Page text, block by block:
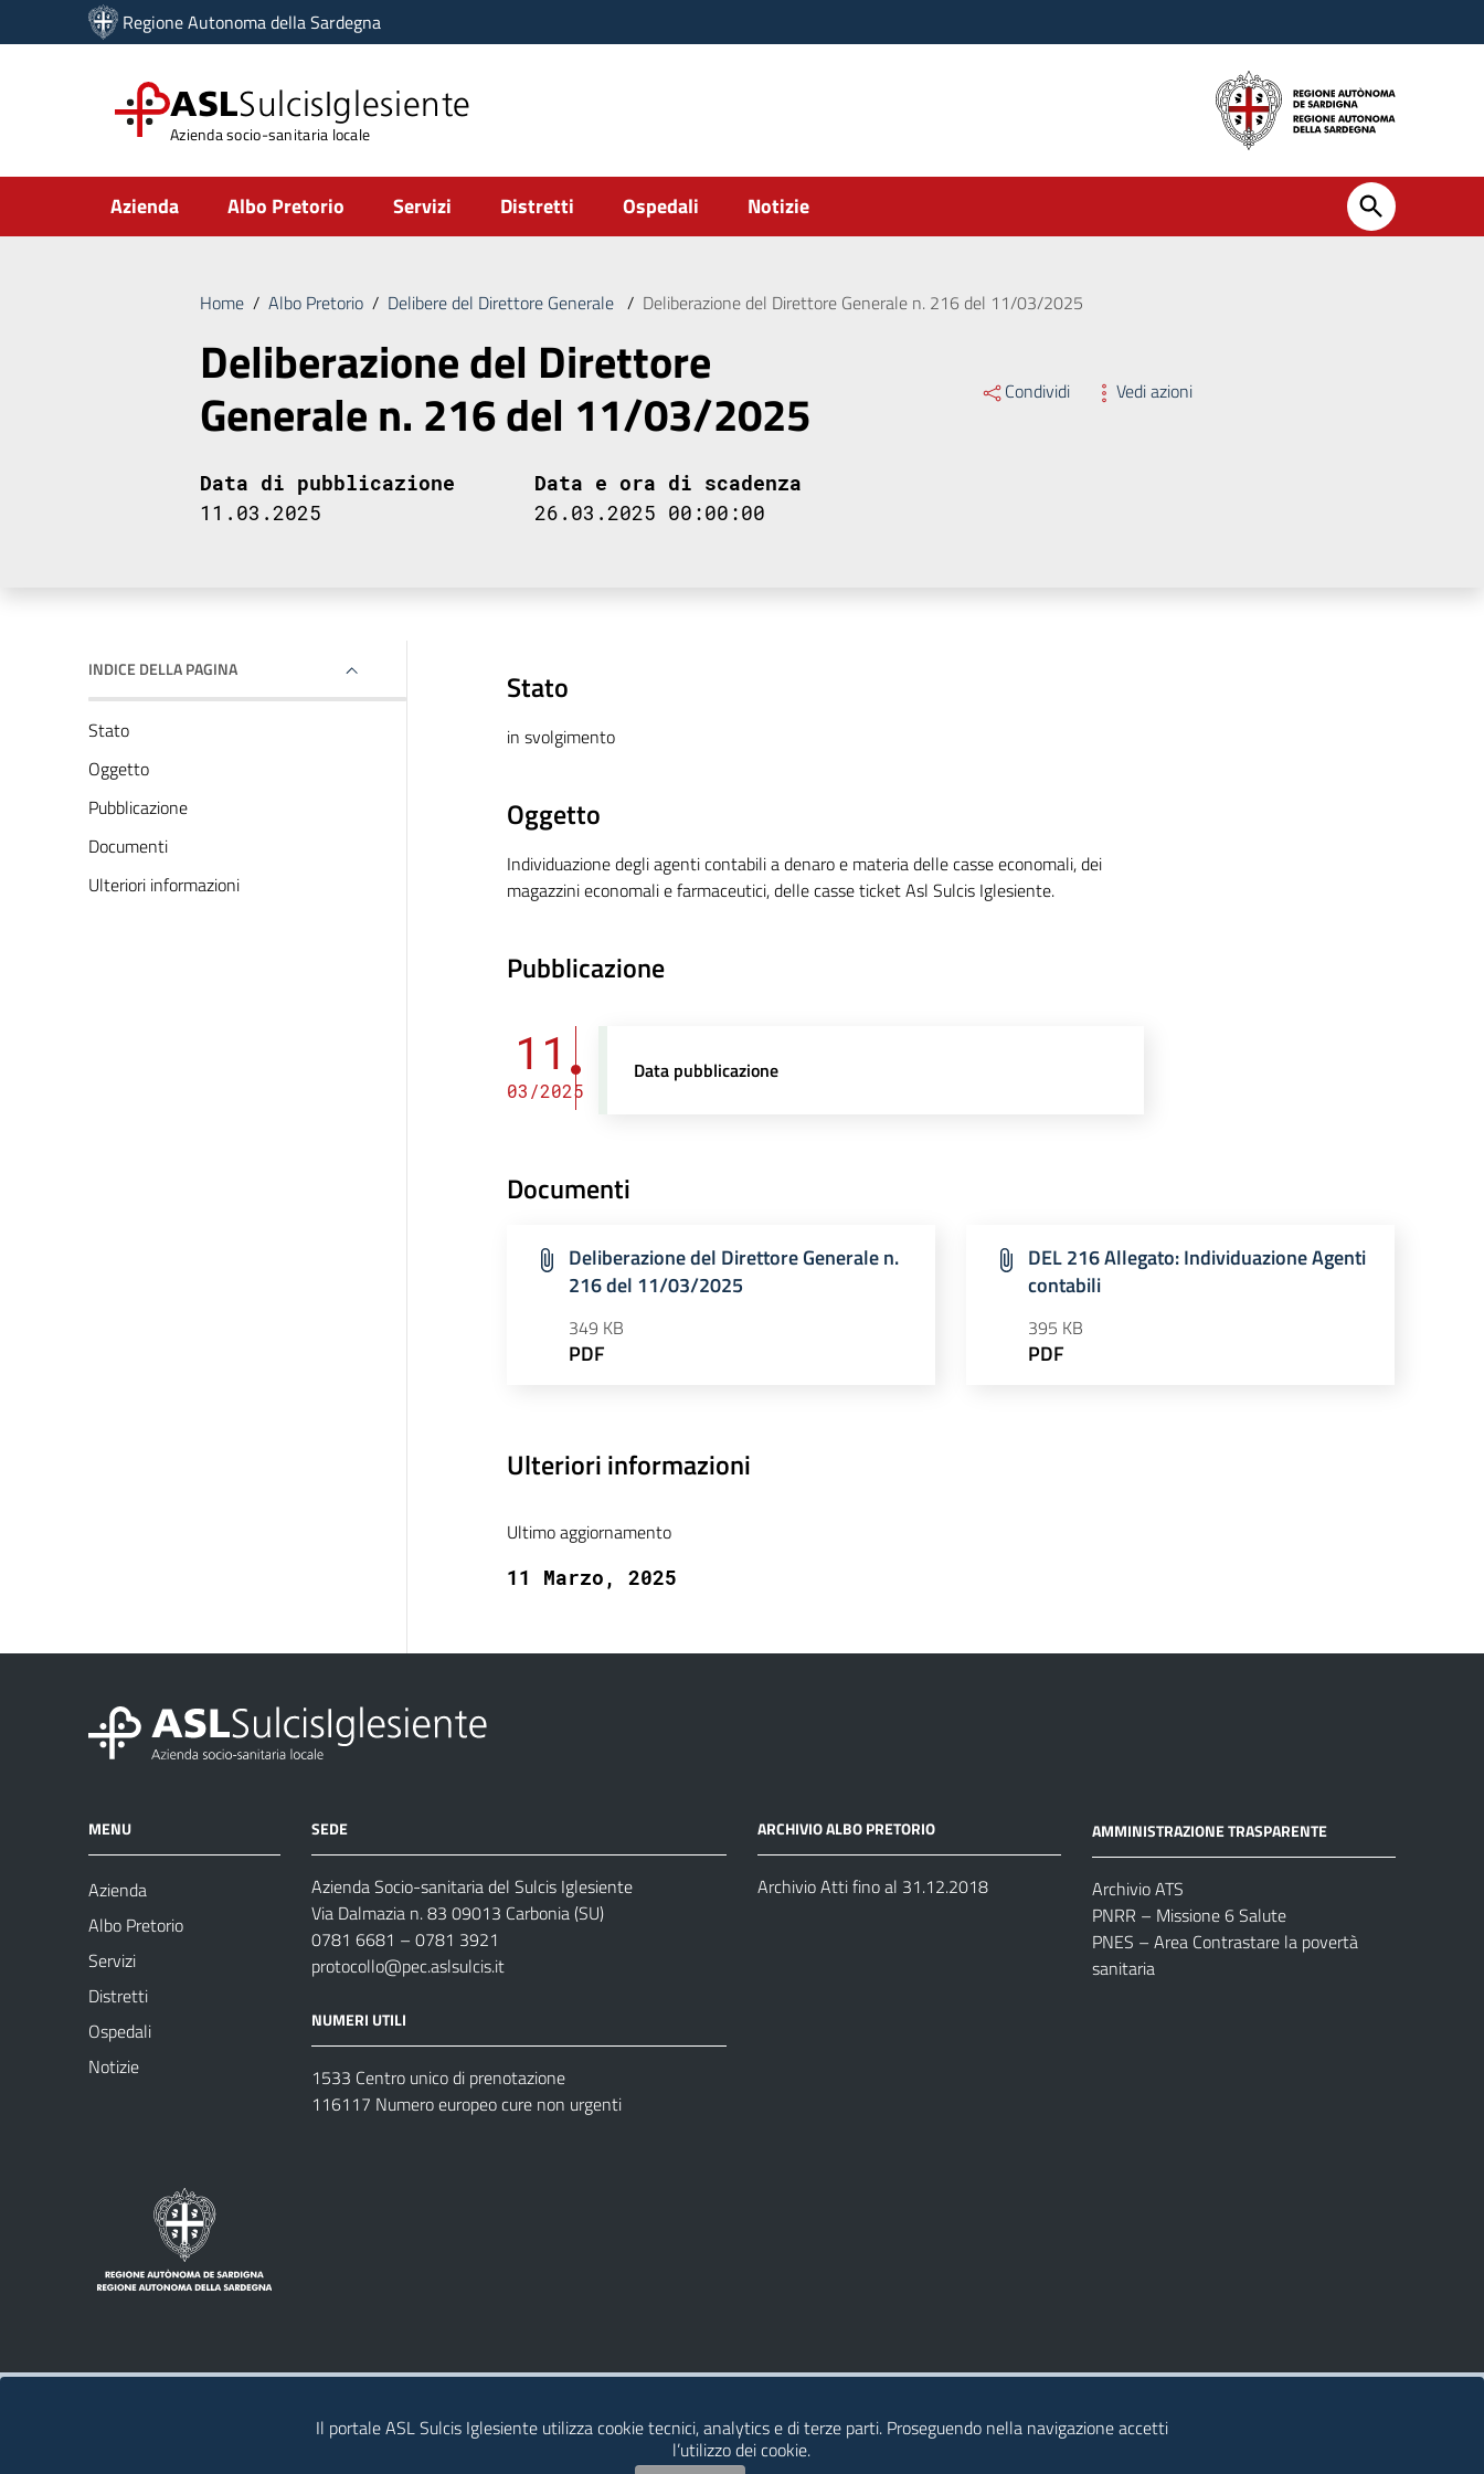
Vai ai contenuti
Vai al menu di navigazione
Regione Autonoma della Sardegna
ASLSulcisIglesiente
Azienda socio-sanitaria locale
Submenu
Azienda Albo Pretorio Servizi Distretti Ospedali Notizie
Home / Albo Pretorio / Delibere del Direttore Generale / Deliberazione del Direttore Generale n. 216 del 11/03/2025
Deliberazione del Direttore
Generale n. 216 del 11/03/2025 Condividi Vedi azioni
Data di pubblicazione
11.03.2025
Data e ora di scadenza
26.03.2025 00:00:00
INDICE DELLA PAGINA
Stato
Oggetto
Pubblicazione
Documenti
Ulteriori informazioni
Stato
in svolgimento
Oggetto
Individuazione degli agenti contabili a denaro e materia delle casse economali, dei
magazzini economali e farmaceutici, delle casse ticket Asl Sulcis Iglesiente.
Pubblicazione
11
03/2025
Data pubblicazione
Documenti
Deliberazione del Direttore Generale n.
216 del 11/03/2025
349 KB
PDF
DEL 216 Allegato: Individuazione Agenti
contabili
395 KB
PDF
Ulteriori informazioni
Ultimo aggiornamento
11 Marzo, 2025
MENU
Azienda
Albo Pretorio
Servizi
Distretti
Ospedali
Notizie
SEDE
Azienda Socio-sanitaria del Sulcis Iglesiente
Via Dalmazia n. 83 09013 Carbonia (SU)
0781 6681 – 0781 3921
protocollo@pec.aslsulcis.it
NUMERI UTILI
1533 Centro unico di prenotazione
116117 Numero europeo cure non urgenti
ARCHIVIO ALBO PRETORIO
Archivio Atti fino al 31.12.2018
AMMINISTRAZIONE TRASPARENTE
Archivio ATS
PNRR – Missione 6 Salute
PNES – Area Contrastare la povertà
sanitaria
Il portale ASL Sulcis Iglesiente utilizza cookie tecnici, analytics e di terze parti. Proseguendo nella navigazione accetti
l’utilizzo dei cookie.